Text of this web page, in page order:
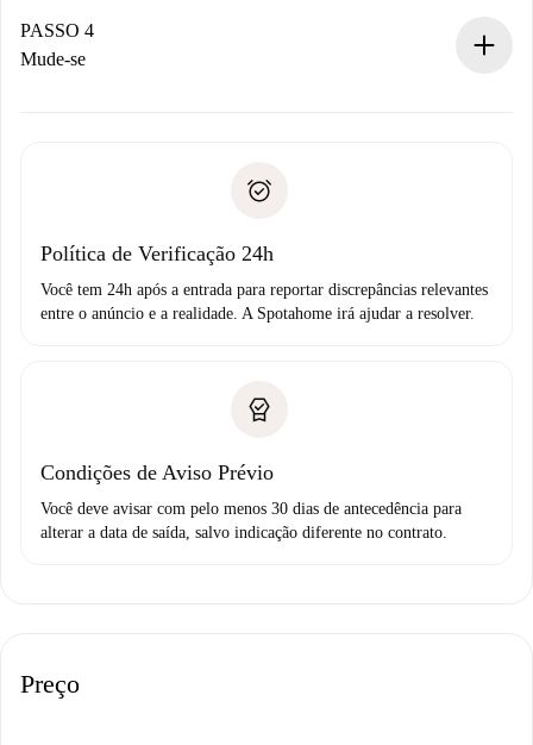
proprietário.
Se recusada: não cobraremos nada e ofereceremos
Débito direto bancário
PASSO 4
Mude-se
não comunicar nenhum problema.
Política de Verificação 24h
Você tem 24h após a entrada para reportar discrepâncias relevantes
entre o anúncio e a realidade. A Spotahome irá ajudar a resolver.
Condições de Aviso Prévio
Você deve avisar com pelo menos 30 dias de antecedência para
alterar a data de saída, salvo indicação diferente no contrato.
Preço